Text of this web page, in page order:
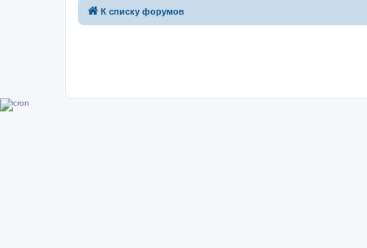
К списку форумов